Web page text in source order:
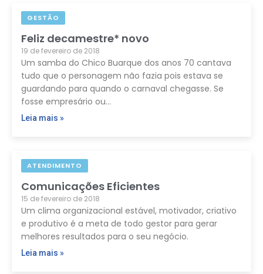
GESTÃO
Feliz decamestre* novo
19 de fevereiro de 2018
Um samba do Chico Buarque dos anos 70 cantava
tudo que o personagem não fazia pois estava se
guardando para quando o carnaval chegasse. Se
fosse empresário ou…
Leia mais »
ATENDIMENTO
Comunicações Eficientes
15 de fevereiro de 2018
Um clima organizacional estável, motivador, criativo
e produtivo é a meta de todo gestor para gerar
melhores resultados para o seu negócio.
Leia mais »